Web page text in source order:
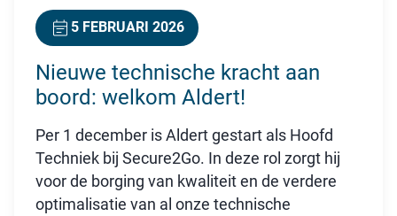
5 FEBRUARI 2026
Nieuwe technische kracht aan
boord: welkom Aldert!
Per 1 december is Aldert gestart als Hoofd
Techniek bij Secure2Go. In deze rol zorgt hij
voor de borging van kwaliteit en de verdere
optimalisatie van al onze technische